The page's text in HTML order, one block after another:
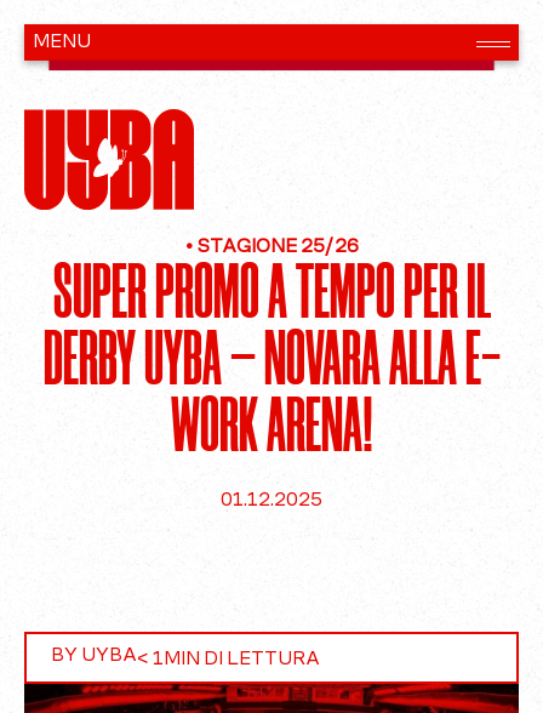
• STAGIONE 25/26
SUPER PROMO A TEMPO PER IL
DERBY UYBA – NOVARA ALLA E-
WORK ARENA!
01.12.2025
BY UYBA MIN DI LETTURA
< 1